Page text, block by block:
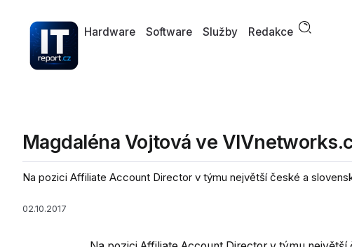
Hardware Software Služby Redakce
Magdaléna Vojtová ve
Na pozici Affiliate Account Director v týmu největší české a
02.10.2017